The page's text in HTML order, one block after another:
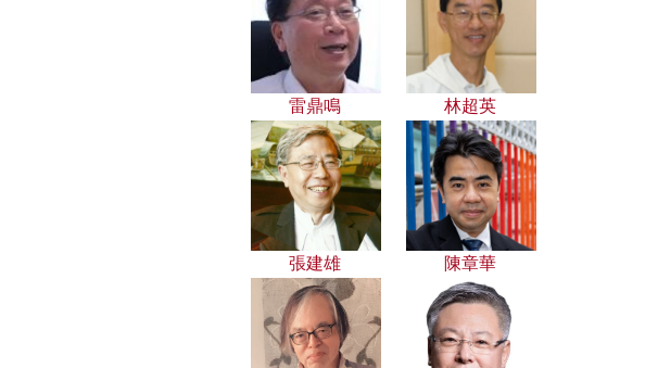
雷鼎鳴 林超英
張建雄 陳章華